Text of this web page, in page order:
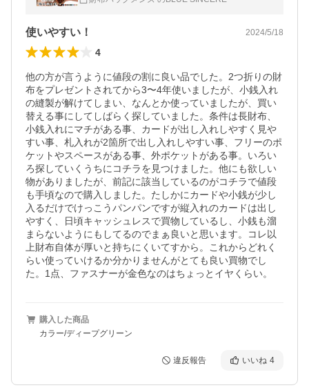
使いやすい！ 2024/5/18
4
他の方が言うように値段の割に良い品でした。2つ折りの財
布をプレゼントされてから3〜4年使いましたが、小銭入れ
の縫製が解けてしまい、なんとか使っていましたが、買い
替える事にしてしばらく探していました。条件は長財布、
小銭入れにマチがある事、カードが出し入れしやすく見や
すい事、札入れが2箇所で出し入れしやすい事、フリーのポ
ケットやスペースがある事、外ポケットがある事。いろい
ろ探していくうちにコチラを見つけました。他にも欲しい
物がありましたが、前記に該当しているのがコチラで値段
も手頃なので購入しました。たしかにカードや小銭が少し
入るだけでけっこうパンパンですが縦入れのカードは出し
やすく、日頃キャッシュレスで買物しているし、小銭も溜
まらないようにもしてるのでまぁ良いと思います。コレ以
上財布自体が厚いと持ちにくいてすから。これからどれく
らい使っていけるか分かりませんがとても良い買物でし
た。1点、ファスナーが金色なのはちょっとイヤくらい。
購入した商品
カラー/ディープグリーン
違反報告 いいね 4